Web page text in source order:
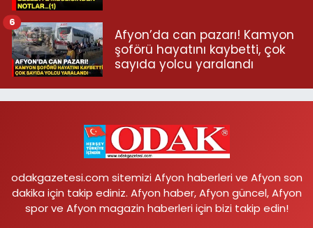
Afyon’da can pazarı! Kamyon
şoförü hayatını kaybetti, çok
sayıda yolcu yaralandı
6
odakgazetesi.com sitemizi Afyon haberleri ve Afyon son
dakika için takip ediniz. Afyon haber, Afyon güncel, Afyon
spor ve Afyon magazin haberleri için bizi takip edin!